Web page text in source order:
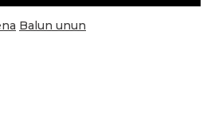
Balun unun